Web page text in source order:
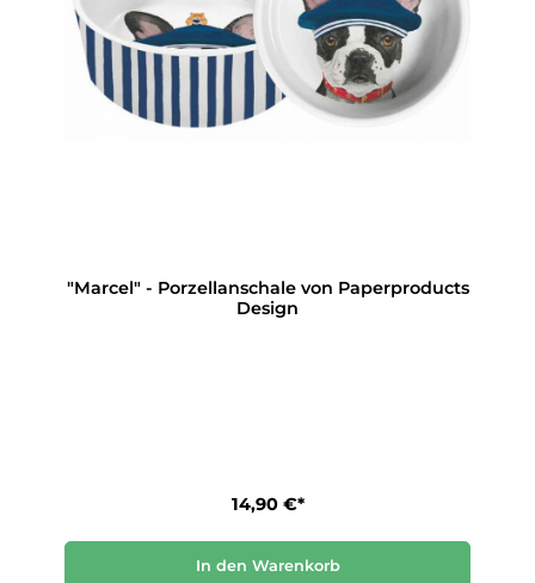
"Marcel" - Porzellanschale von Paperproducts
Design
14,90 €*
In den Warenkorb